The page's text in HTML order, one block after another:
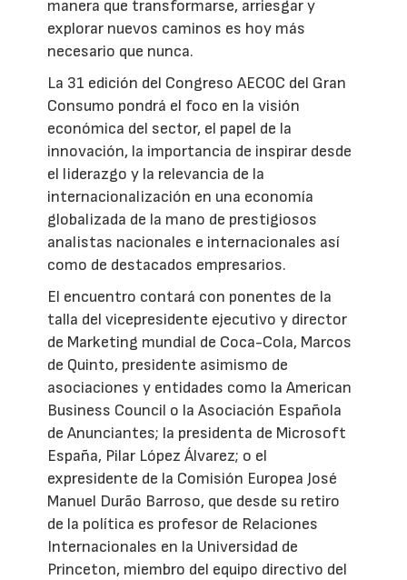
manera que transformarse, arriesgar y
explorar nuevos caminos es hoy más
necesario que nunca.
La 31 edición del Congreso AECOC del Gran
Consumo pondrá el foco en la visión
económica del sector, el papel de la
innovación, la importancia de inspirar desde
el liderazgo y la relevancia de la
internacionalización en una economía
globalizada de la mano de prestigiosos
analistas nacionales e internacionales así
como de destacados empresarios.
El encuentro contará con ponentes de la
talla del vicepresidente ejecutivo y director
de Marketing mundial de Coca-Cola, Marcos
de Quinto, presidente asimismo de
asociaciones y entidades como la American
Business Council o la Asociación Española
de Anunciantes; la presidenta de Microsoft
España, Pilar López Álvarez; o el
expresidente de la Comisión Europea José
Manuel Durão Barroso, que desde su retiro
de la política es profesor de Relaciones
Internacionales en la Universidad de
Princeton, miembro del equipo directivo del